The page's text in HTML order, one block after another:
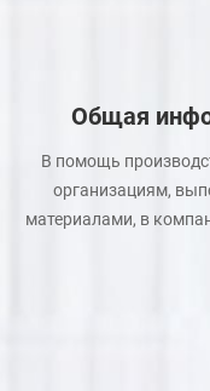
Общая
В помощь
организациям,
материалами, в
аттестации